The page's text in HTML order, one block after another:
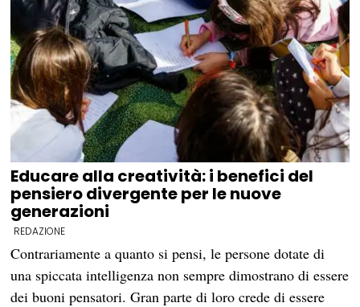
Educare alla creatività: i benefici del
pensiero divergente per le nuove
generazioni
REDAZIONE
Contrariamente a quanto si pensi, le persone dotate di
una spiccata intelligenza non sempre dimostrano di essere
dei buoni pensatori. Gran parte di loro crede di essere